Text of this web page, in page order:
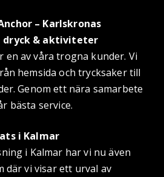
– Karlskronas
& aktiviteter
en av våra trogna kunder. Vi
hemsida och trycksaker till
Genom ett nära samarbete
bästa service.
i Kalmar
i Kalmar har vi nu även
vi visar ett urval av